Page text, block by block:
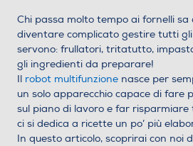
Chi passa molto tempo ai fornelli sa
diventare complicato gestire tutti
servono: frullatori, tritatutto,
gli ingredienti da preparare!
Il robot multifunzione nasce per
un solo apparecchio capace di fare
sul piano di lavoro e far risparmiare
ci si dedica a ricette un po’ più
In questo articolo, scoprirai con noi